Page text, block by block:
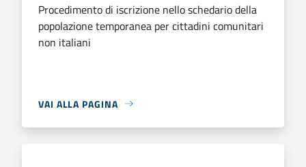
Procedimento di iscrizione nello schedario della
popolazione temporanea per cittadini comunitari
non italiani
VAI ALLA PAGINA